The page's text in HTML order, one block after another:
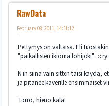
RawData
February 08, 2011, 14:51:12
Pettymys on valtaisa. Eli
"paikallisten ikioma lohijoki". :cry:
Niin siinä vain sitten taisi käydä,
ja pitänee kaverille ensimmäiset
Torro, hieno kala!